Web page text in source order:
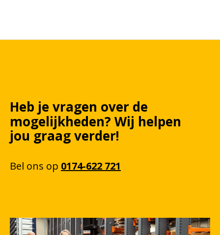
Heb je vragen over de
mogelijkheden? Wij helpen
jou graag verder!
Bel ons op 0174-622 721